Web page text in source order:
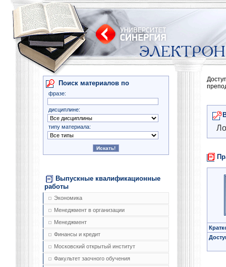
Поиск материалов по
фразе:
дисциплине:
типу материала:
Выпускные квалификационные
работы
Экономика
Менеджмент в организации
Менеджмент
Финансы и кредит
Московский открытый институт
Факультет заочного обучения